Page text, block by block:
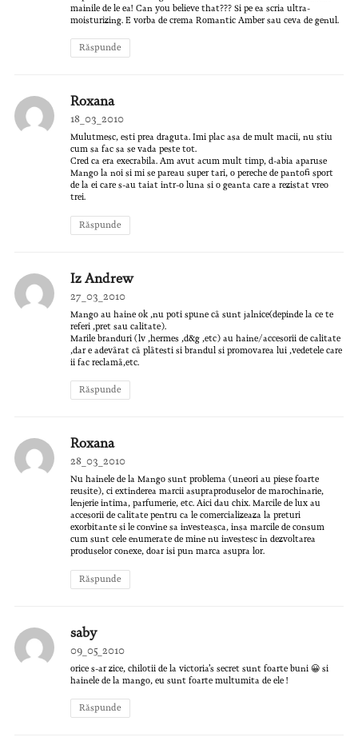
mainile de le ea! Can you believe that??? Si pe ea scria ultra-
moisturizing. E vorba de crema Romantic Amber sau ceva de genul.
Răspunde
Roxana
18_03_2010
Mulutmesc, esti prea draguta. Imi plac asa de mult macii, nu stiu
cum sa fac sa se vada peste tot.
Cred ca era execrabila. Am avut acum mult timp, d-abia aparuse
Mango la noi si mi se pareau super tari, o pereche de pantofi sport
de la ei care s-au taiat intr-o luna si o geanta care a rezistat vreo
trei.
Răspunde
Iz Andrew
27_03_2010
Mango au haine ok ,nu poti spune cå sunt jalnice(depinde la ce te
referi ,pret sau calitate).
Marile branduri (lv ,hermes ,d&g ,etc) au haine/accesorii de calitate
,dar e adevårat cå plåtesti si brandul si promovarea lui ,vedetele care
ii fac reclamå,etc.
Răspunde
Roxana
28_03_2010
Nu hainele de la Mango sunt problema (uneori au piese foarte
reusite), ci extinderea marcii asupraproduselor de marochinarie,
lenjerie intima, parfumerie, etc. Aici dau chix. Marcile de lux au
accesorii de calitate pentru ca le comercializeaza la preturi
exorbitante si le convine sa investeasca, insa marcile de consum
cum sunt cele enumerate de mine nu investesc in dezvoltarea
produselor conexe, doar isi pun marca asupra lor.
Răspunde
saby
09_05_2010
orice s-ar zice, chilotii de la victoria’s secret sunt foarte buni 😀 si
hainele de la mango, eu sunt foarte multumita de ele !
Răspunde